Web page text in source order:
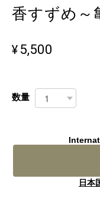
香すずめ～
¥5,500
数量
日本